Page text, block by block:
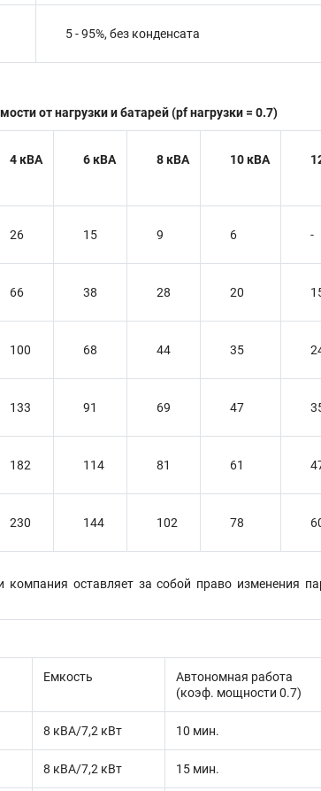
5 - 95%, без конденсата
от нагрузки и батарей (pf нагрузки = 0.7)
4 кВА 6 кВА 8 кВА 10 кВА
26 15 9 6 -
66 38 28 20
100 68 44 35
133 91 69 47
182 114 81 61
230 144 102 78
компания оставляет за собой право изменения
Емкость
Автономная работа
(коэф. мощности 0.7)
8 кВА/7,2 кВт 10 мин.
8 кВА/7,2 кВт 15 мин.